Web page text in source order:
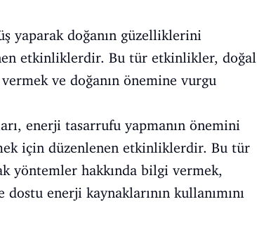
yaparak doğanın güzelliklerini
etkinliklerdir. Bu tür etkinlikler, doğal
ve doğanın önemine vurgu
enerji tasarrufu yapmanın önemini
için düzenlenen etkinliklerdir. Bu tür
yöntemler hakkında bilgi vermek,
enerji kaynaklarının kullanımını